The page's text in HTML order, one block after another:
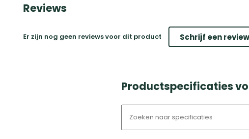
Reviews
Er zijn nog geen reviews voor dit product Schrijf een review
Productspecificaties